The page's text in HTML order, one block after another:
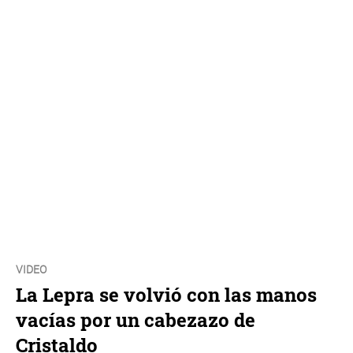
VIDEO
La Lepra se volvió con las manos
vacías por un cabezazo de
Cristaldo